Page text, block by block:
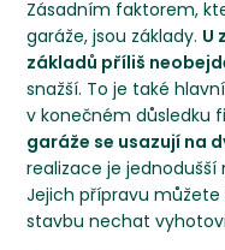
Zásadním faktorem,
garáže, jsou základy. U
základů příliš
snažší. To je také
v konečném důsledku
garáže se usazují na
realizace je jednodušší
Jejich přípravu
stavbu nechat